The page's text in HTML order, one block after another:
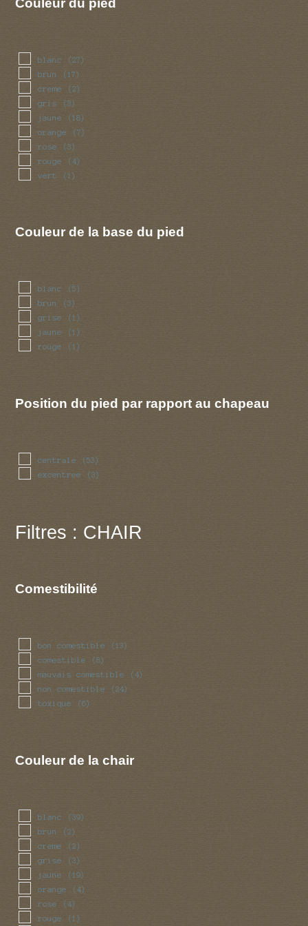
blanc (27)
brun (17)
creme (2)
gris (3)
jaune (18)
orange (7)
rose (3)
rouge (4)
vert (1)
Couleur de la base du pied
blanc (5)
brun (3)
grise (1)
jaune (1)
rouge (1)
Position du pied par rapport au chapeau
centrale (53)
excentree (3)
Filtres : CHAIR
Comestibilité
bon comestible (13)
comestible (8)
mauvais comestible (4)
non comestible (24)
toxique (6)
Couleur de la chair
blanc (39)
brun (2)
creme (2)
grise (3)
jaune (19)
orange (4)
rose (4)
rouge (1)